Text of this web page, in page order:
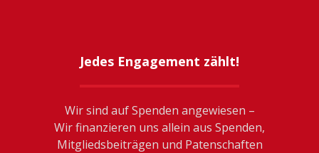
Jedes Engagement zählt!
Wir sind auf Spenden angewiesen –
Wir finanzieren uns allein aus Spenden,
Mitgliedsbeiträgen und Patenschaften